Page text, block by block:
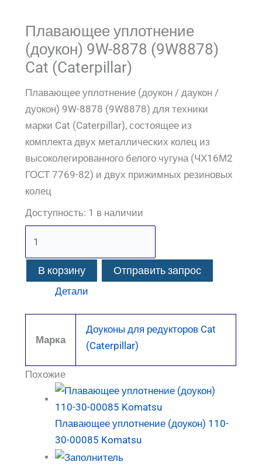
Плавающее уплотнение
(доукон) 9W-8878 (9W8878)
Cat (Caterpillar)
Плавающее уплотнение (доукон / даукон /
дуокон) 9W-8878 (9W8878) для техники
марки Cat (Caterpillar), состоящее из
комплекта двух металлических колец из
высоколегированного белого чугуна (ЧХ16М2
ГОСТ 7769-82) и двух прижимных резиновых
колец
Доступность: 1 в наличии
В корзину Отправить запрос
Детали
Марка
Доуконы для редукторов Cat
(Caterpillar)
Похожие
Плавающее уплотнение (доукон) 110-
30-00085 Komatsu